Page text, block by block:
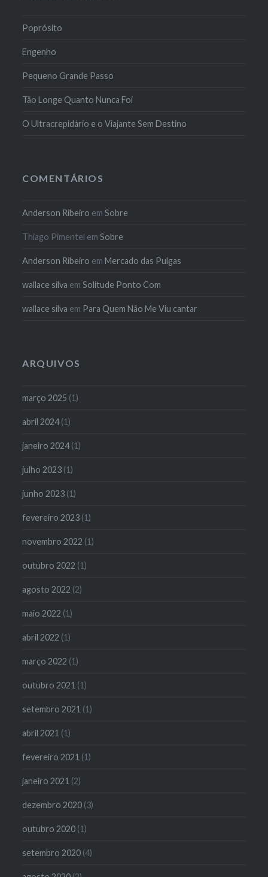
Poprósito
Engenho
Pequeno Grande Passo
Tão Longe Quanto Nunca Foi
O Ultracrepidário e o Viajante Sem Destino
COMENTÁRIOS
Anderson Ribeiro emSobre
Thiago Pimentel emSobre
Anderson Ribeiro emMercado das Pulgas
wallace silva emSolitude Ponto Com
wallace silva em Para Quem Não Me Viu cantar
ARQUIVOS
março 2025 (1)
abril 2024(1)
janeiro 2024(1)
julho 2023 (1)
junho 2023 (1)
fevereiro 2023 (1)
novembro 2022 (1)
outubro 2022 (1)
agosto 2022 (2)
maio 2022 (1)
abril 2022 (1)
março 2022 (1)
outubro 2021 (1)
setembro 2021 (1)
abril 2021 (1)
fevereiro 2021 (1)
janeiro 2021 (2)
dezembro 2020 (3)
outubro 2020 (1)
setembro 2020 (4)